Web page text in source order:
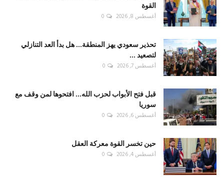
القوة
أغسطس 8, 2026 0
تحذير سعودي يهز المنطقة... هل بدأ العد التنازلي
لتصعيد ...
أغسطس 7, 2026 0
قبل فتح الأبواب لحزب الله... افتحوها لمن وقف مع
سوريا
أغسطس 6, 2026 0
حين تخسر القوة معركة العقل
أغسطس 4, 2026 0